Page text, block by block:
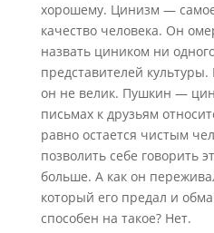
хорошему. Цинизм —
качество человека. Он
назвать циником ни
представителей культуры.
он не велик. Пушкин —
письмах к друзьям
равно остается чистым
позволить себе говорить
больше. А как он
который его предал и
способен на такое? Нет.